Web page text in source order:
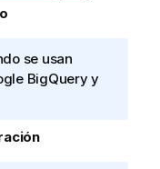
se usan
BigQuery y